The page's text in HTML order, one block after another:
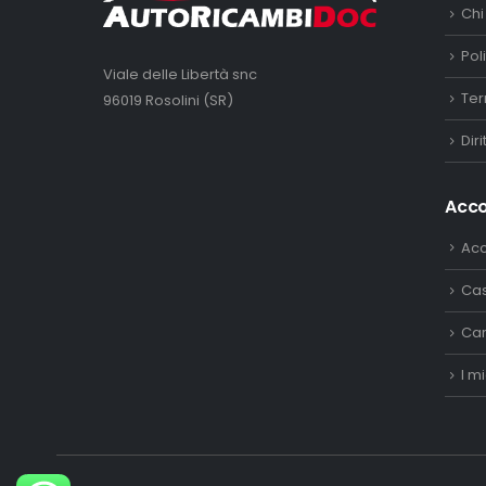
Viale delle Libertà snc
96019 Rosolini (SR)
I